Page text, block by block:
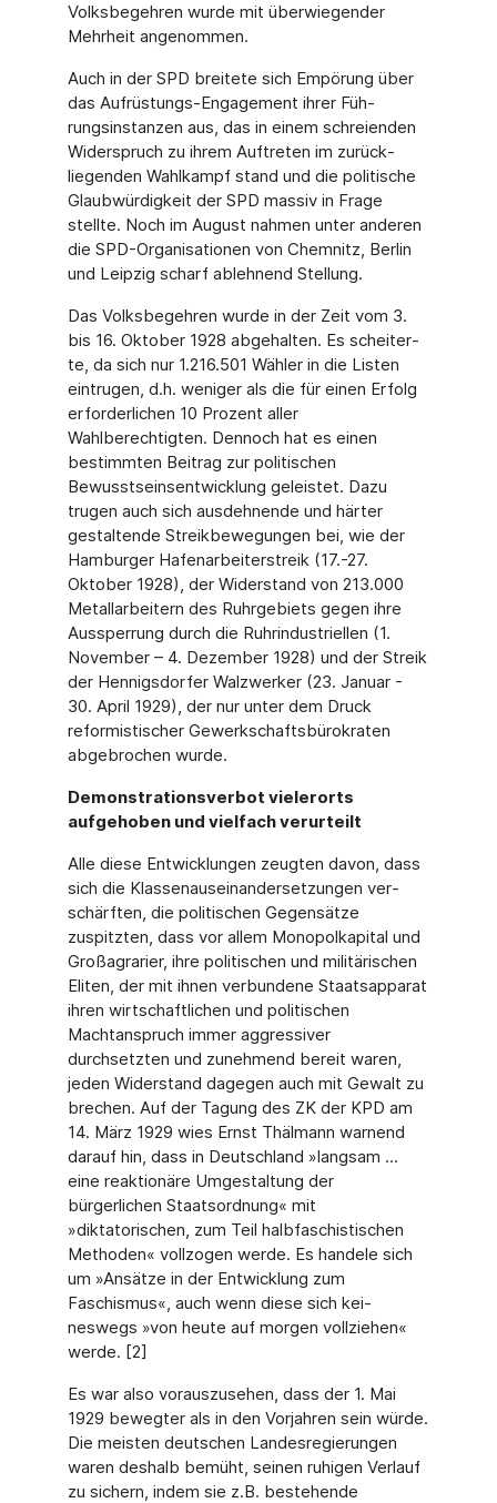
Volksbegehren wurde mit überwiegender
Mehrheit angenommen.
Auch in der SPD breitete sich Empörung über
das Aufrüstungs-Engagement ihrer Füh­
rungsinstanzen aus, das in einem schreienden
Widerspruch zu ihrem Auftreten im zurück­
liegenden Wahlkampf stand und die politische
Glaubwürdigkeit der SPD massiv in Frage
stellte. Noch im August nahmen unter anderen
die SPD-Organisationen von Chemnitz, Berlin
und Leipzig scharf ablehnend Stellung.
Das Volksbegehren wurde in der Zeit vom 3.
bis 16. Oktober 1928 abgehalten. Es scheiter­
te, da sich nur 1.216.501 Wähler in die Listen
eintrugen, d.h. weniger als die für einen Erfolg
erforderlichen 10 Prozent aller
Wahlberechtigten. Dennoch hat es einen
bestimmten Beitrag zur politischen
Bewusstseinsentwicklung geleistet. Dazu
trugen auch sich ausdeh­nende und härter
gestaltende Streikbewegungen bei, wie der
Hamburger Hafenarbeiter­streik (17.-27.
Oktober 1928), der Widerstand von 213.000
Metallarbeitern des Ruhrge­biets gegen ihre
Aussperrung durch die Ruhrindustriellen (1.
November – 4. Dezember 1928) und der Streik
der Hennigsdorfer Walzwerker (23. Januar -
30. April 1929), der nur unter dem Druck
reformistischer Gewerkschaftsbürokraten
abgebrochen wurde.
Demonstrationsverbot vielerorts
aufgehoben und vielfach verurteilt
Alle diese Entwicklungen zeugten davon, dass
sich die Klassenauseinandersetzungen ver­
schärften, die politischen Gegensätze
zuspitzten, dass vor allem Monopolkapital und
Groß­agrarier, ihre politischen und militärischen
Eliten, der mit ihnen verbundene Staatsapparat
ihren wirtschaftlichen und politischen
Machtanspruch immer aggressiver
durchsetzten und zunehmend bereit waren,
jeden Widerstand dagegen auch mit Gewalt zu
brechen. Auf der Tagung des ZK der KPD am
14. März 1929 wies Ernst Thälmann warnend
darauf hin, dass in Deutschland »langsam ...
eine reaktionäre Umgestaltung der
bürgerlichen Staatsord­nung« mit
»diktatorischen, zum Teil halbfaschistischen
Methoden« vollzogen werde. Es handele sich
um »Ansätze in der Entwicklung zum
Faschismus«, auch wenn diese sich kei­
neswegs »von heute auf morgen vollziehen«
werde. [2]
Es war also vorauszusehen, dass der 1. Mai
1929 bewegter als in den Vorjahren sein würde.
Die meisten deutschen Landesregierungen
waren deshalb bemüht, seinen ruhigen Verlauf
zu sichern, indem sie z.B. bestehende